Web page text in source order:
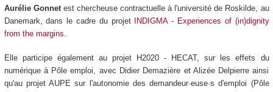
Aurélie Gonnet est chercheuse contractuelle à l'université de Roskilde, au
Danemark, dans le cadre du projet INDIGMA - Experiences of (in)dignity
from the margins
Elle participe également au projet H2020 - HECAT, sur les effets du
numérique à Pôle emploi, avec Didier Demazière et Alizée Delpierre ainsi
qu'au projet AUPE sur l'autonomie des demandeur·euse·s d'emploi (Pôle